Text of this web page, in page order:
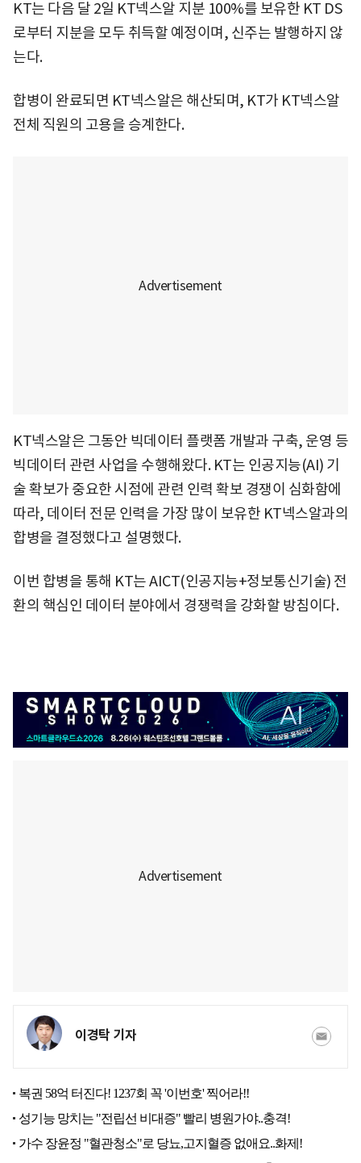
KT는 다음 달 2일 KT넥스알 지분 100%를 보유한 KT DS
로부터 지분을 모두 취득할 예정이며, 신주는 발행하지 않
는다.
합병이 완료되면 KT넥스알은 해산되며, KT가 KT넥스알
전체 직원의 고용을 승계한다.
KT넥스알은 그동안 빅데이터 플랫폼 개발과 구축, 운영 등
빅데이터 관련 사업을 수행해왔다. KT는 인공지능(AI) 기
술 확보가 중요한 시점에 관련 인력 확보 경쟁이 심화함에
따라, 데이터 전문 인력을 가장 많이 보유한 KT넥스알과의
합병을 결정했다고 설명했다.
이번 합병을 통해 KT는 AICT(인공지능+정보통신기술) 전
환의 핵심인 데이터 분야에서 경쟁력을 강화할 방침이다.
이경탁 기자